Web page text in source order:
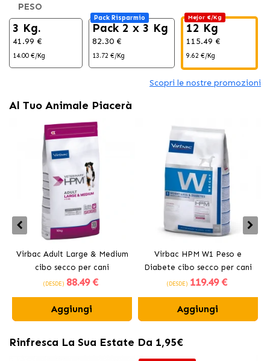
La sua formula unica, con un
acqua, favorendo unamaggiore frequenza e
quantità di urina per il benessere urinario.
PESO
3 Kg.
41.99 €
14.00 €/Kg
Pack Risparmio
Pack 2 x 3 Kg
82.30 €
13.72 €/Kg
Mejor €/Kg
12 Kg
115.49 €
9.62 €/Kg
Scopri le nostre promozioni
Al Tuo Animale Piacerà
Virbac Adult Large & Medium
cibo secco per cani
(DESDE) 88.49 €
Aggiungi
Virbac HPM W1 Peso e
Diabete cibo secco per cani
(DESDE) 119.49 €
Aggiungi
Rinfresca La Sua Estate Da 1,95€